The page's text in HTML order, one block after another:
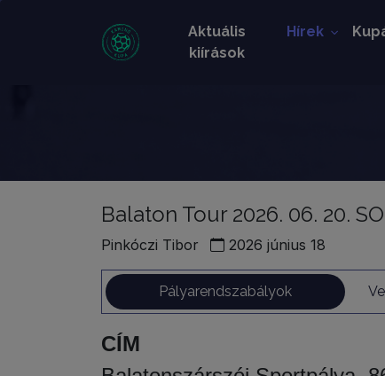
Aktuális
kiírások
Hírek
Balaton Tour 2026. 06. 20.
Pinkóczi Tibor 2026 június 18
Pályarendszabályok
CÍM